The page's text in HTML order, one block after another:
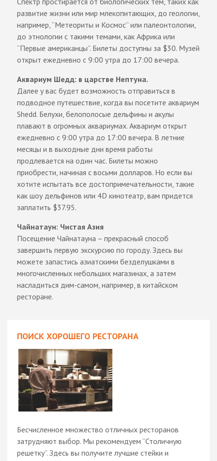
развитие жизни или мир млекопитающих, до геологии,
например, “Метеориты и Космос” или палеонтологии,
до этнологии с такими темами, как Африка или
“Первые американцы”. Билеты доступны за $30. Музей
открыт ежедневно с 9:00 утра до 17:00 вечера.
Аквариум Шедд: в царстве Нептуна.
Далее у вас будет возможность отправиться в
подводное путешествие, когда вы посетите аквариум
Shedd. Белухи, белополосые дельфины и акулы
плавают в огромных аквариумах. Аквариум открыт
ежедневно с 9:00 утра до 17:00 вечера. В летние
месяцы и в выходные дни время работы
продлевается на один час. Билеты можно
приобрести, начиная с восьми долларов. Но если вы
хотите испытать все достопримечательности, такие
как шоу дельфинов или 4D кинотеатр, вам придется
заплатить $37.95.
Чайнатаун: Чистая Азия
Посещение Чайнатауна – прекрасный способ
завершить первую экскурсию по городу. Здесь вы
можете запастись азиатскими безделушками в
многочисленных небольших магазинах, а затем
насладиться дим-самом, например, в китайском
ресторане.
ПОИСК ХОРОШЕГО РЕСТОРАНА
Бесчисленное множество отличных ресторанов
затрудняют выбор. Мы рекомендуем “Столичную
решетку”. Здесь вы получите лучшие стейки и